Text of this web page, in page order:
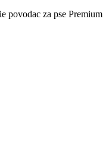
povodac za pse Premium